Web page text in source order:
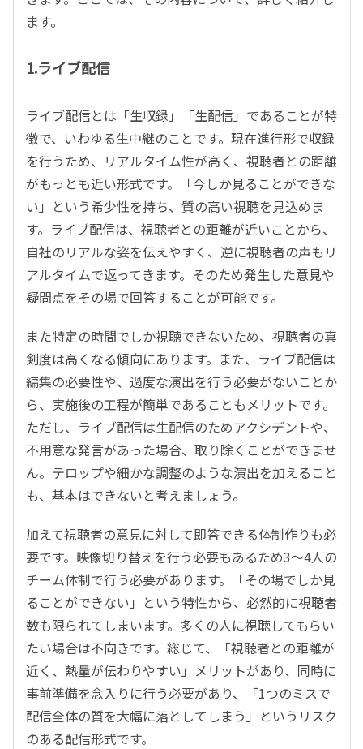
ます。
1.ライブ配信
ライブ配信とは「生収録」「生配信」であることが特
徴で、いわゆる生中継のことです。現在進行形で収録
を行うため、リアルタイム性が高く、視聴者との距離
がもっとも近い形式です。「今しか見ることができな
い」という希少性を持ち、質の高い視聴を見込めま
す。ライブ配信は、視聴者との距離が近いことから、
自社のリアルな姿を伝えやすく、逆に視聴者の声もリ
アルタイムで返ってきます。そのため発生した意見や
疑問点をその場で回答することが可能です。
また特定の時間でしか視聴できないため、視聴者の真
剣度は高くなる傾向にあります。また、ライブ配信は
編集の必要性や、過度な演出を行う必要がないことか
ら、実施後の工程が簡単であることもメリットです。
ただし、ライブ配信は生配信のためアクシデントや、
不用意な発言があった場合、取り除くことができませ
ん。テロップや細かな調整のような演出を加えること
も、基本はできないと考えましょう。
加えて視聴者の意見に対して即答できる体制作りも必
要です。映像切り替えを行う必要もあるため3〜4人の
チーム体制で行う必要があります。「その場でしか見
ることができない」という特性から、必然的に視聴者
数も限られてしまいます。多くの人に視聴してもらい
たい場合は不向きです。総じて、「視聴者との距離が
近く、熱量が伝わりやすい」メリットがあり、同時に
事前準備を念入りに行う必要があり、「1つのミスで
配信全体の質を大幅に落としてしまう」というリスク
のある配信形式です。